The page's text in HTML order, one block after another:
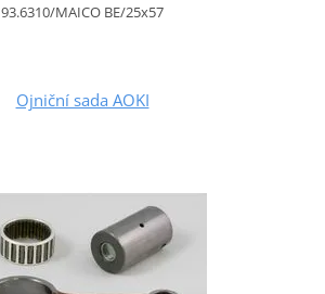
93.6310/MAICO BE/25x57
Ojniční sada AOKI